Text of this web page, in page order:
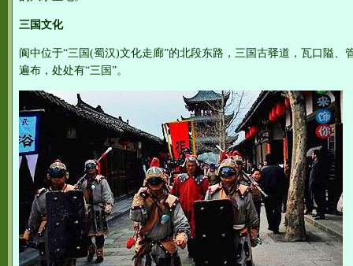
三国文化
阆中位于“三国(蜀汉)文化走廊”的北段东路，三国古驿道，瓦口隘、
遍布，处处有“三国”。